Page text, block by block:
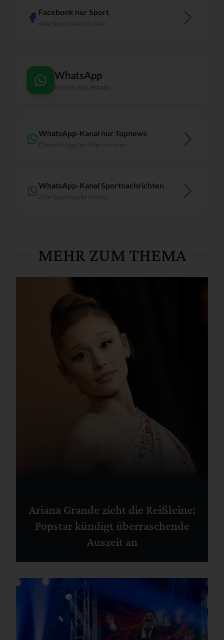
Facebook nur Sport
WhatsApp
WhatsApp-Kanal nur Topnews
WhatsApp-Kanal Sportnachrichten
MEHR ZUM THEMA
Ariana Grande zieht die Reißleine:
Popstar kündigt überraschende
Auszeit an